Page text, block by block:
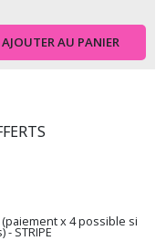
AJOUTER AU PANIER
(paiement x 4 possible si
STRIPE